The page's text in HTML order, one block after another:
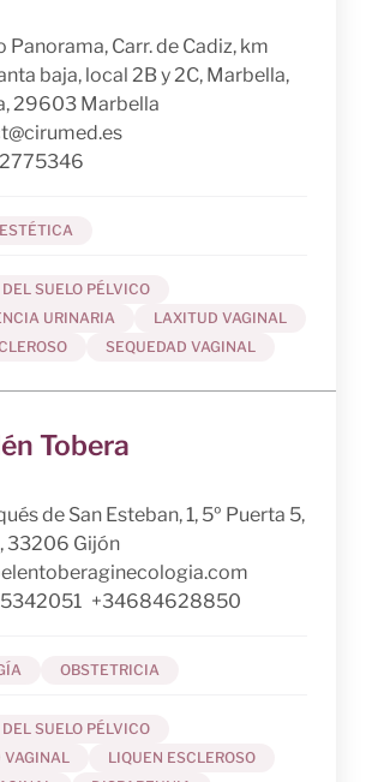
Panorama, Carr. de Cadiz, km
baja, local 2B y 2C, Marbella,
29603 Marbella
SUELO PÉLVICO
URINARIA
LAXITUD VAGINAL
SEQUEDAD VAGINAL
Tobera
de San Esteban, 1, 5º Puerta 5,
33206 Gijón
+34684628850
OBSTETRICIA
SUELO PÉLVICO
VAGINAL
LIQUEN ESCLEROSO